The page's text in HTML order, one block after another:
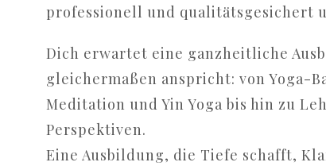
professionell und qualitätsgesichert
Dich erwartet eine ganzheitliche
gleichermaßen anspricht: von Yoga-
Meditation und Yin Yoga bis hin zu
Perspektiven.
Eine Ausbildung, die Tiefe schafft,